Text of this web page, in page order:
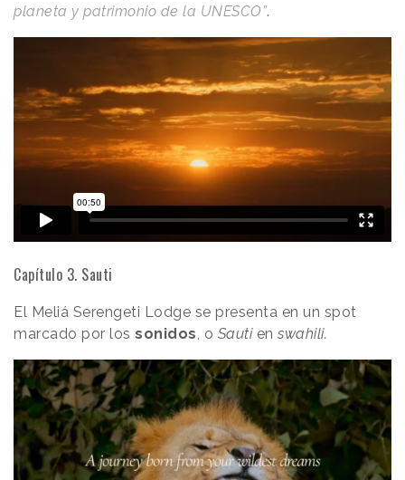
planeta y patrimonio de la UNESCO”.
Capítulo 3. Sauti
El Meliá Serengeti Lodge se presenta en un spot
marcado por los sonidos, o Sautien swahili.